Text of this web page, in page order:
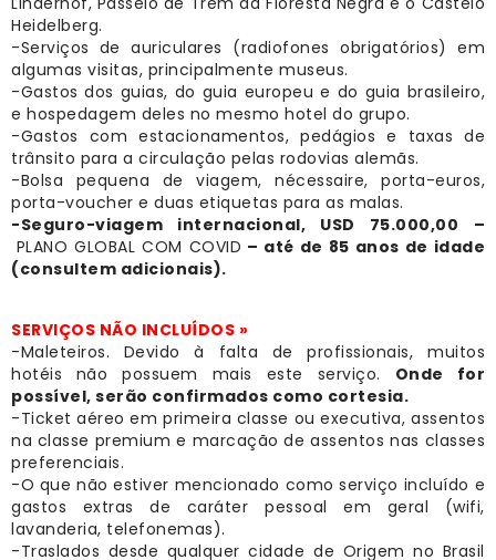
Heidelberg.
-Serviços de auriculares (radiofones obrigatórios) em
algumas visitas, principalmente museus.
-Gastos dos guias, do guia europeu e do guia brasileiro,
e hospedagem deles no mesmo hotel do grupo.
-Gastos com estacionamentos, pedágios e taxas de
trânsito para a circulação pelas rodovias alemãs.
-Bolsa pequena de viagem, nécessaire, porta-euros,
porta-voucher e duas etiquetas para as malas.
-Seguro-viagem internacional, USD 75.000,00 –
PLANO GLOBAL COM COVID – até de 85 anos de idade
(consultem adicionais).
SERVIÇOS NÃO INCLUÍDOS »
-Maleteiros. Devido à falta de profissionais, muitos
hotéis não possuem mais este serviço. Onde for
possível, serão confirmados como cortesia.
-Ticket aéreo em primeira classe ou executiva, assentos
na classe premium e marcação de assentos nas classes
preferenciais.
-O que não estiver mencionado como serviço incluído e
gastos extras de caráter pessoal em geral (wifi,
lavanderia, telefonemas).
-Traslados desde qualquer cidade de Origem no Brasil